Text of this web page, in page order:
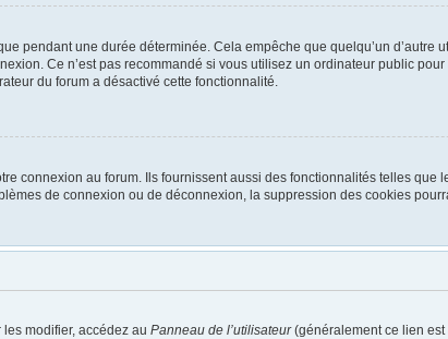
pendant une durée déterminée. Cela empêche que quelqu’un d’autre
Ce n’est pas recommandé si vous utilisez un ordinateur public
du forum a désactivé cette fonctionnalité.
connexion au forum. Ils fournissent aussi des fonctionnalités telles que
de connexion ou de déconnexion, la suppression des cookies
modifier, accédez au Panneau de l’utilisateur(généralement ce lien